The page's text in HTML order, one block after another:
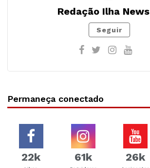
Redação Ilha News
Seguir
Permaneça conectado
22k 61k 26k